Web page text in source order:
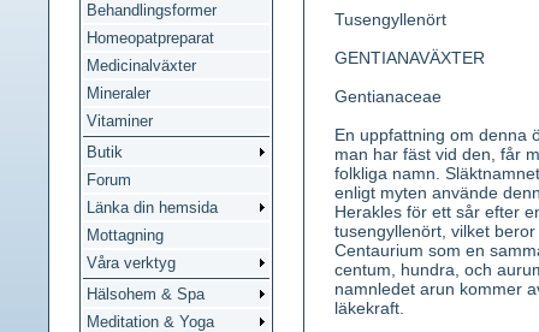
Behandlingsformer
Homeopatpreparat
Medicinalväxter
Mineraler
Vitaminer
Butik
Forum
Länka din hemsida
Mottagning
Våra verktyg
Hälsohem & Spa
Meditation & Yoga
Tusengyllenört
GENTIANAVÄXTER
Gentianaceae
En uppfattning om denna
man har fäst vid den, får
folkliga namn.
enligt myten använde
Herakles för ett sår efter
tusengyllenört, vilket
Centaurium som en
centum, hundra, och
namnledet arun kommer
läkekraft.